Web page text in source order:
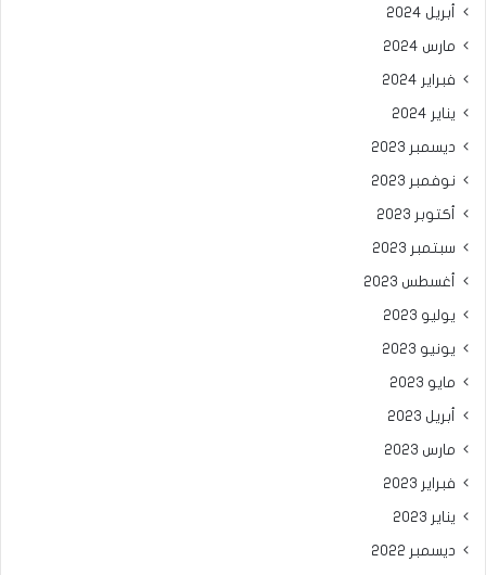
أبريل 2024
مارس 2024
فبراير 2024
يناير 2024
ديسمبر 2023
نوفمبر 2023
أكتوبر 2023
سبتمبر 2023
أغسطس 2023
يوليو 2023
يونيو 2023
مايو 2023
أبريل 2023
مارس 2023
فبراير 2023
يناير 2023
ديسمبر 2022